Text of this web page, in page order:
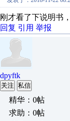
刚才看了下说明书
回复 引用 举报
dpyftk
关注 私信
精华：0帖
求助：0帖